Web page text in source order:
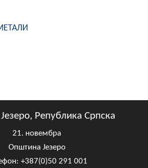
Република Српска
21. новембра
Општина Језеро
+387(0)50 291 001